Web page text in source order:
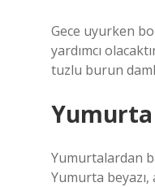
Gece uyurken
yardımcı
tuzlu burun
Yumurta
Yumurtalardan
Yumurta